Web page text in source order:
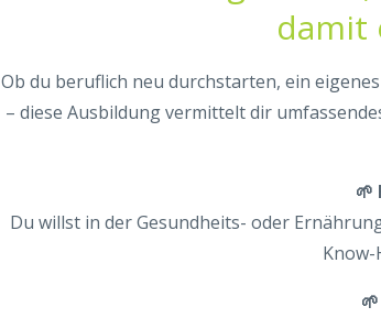
damit
Ob du beruflich neu durchstarten, ein
– diese Ausbildung vermittelt dir
🌱
Du willst in der Gesundheits- oder